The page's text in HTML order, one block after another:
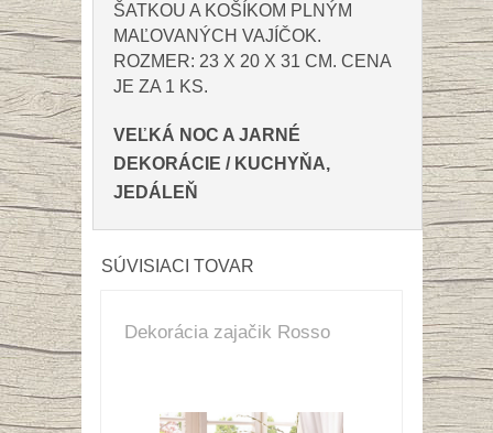
ŠATKOU A KOŠÍKOM PLNÝM
MAĽOVANÝCH VAJÍČOK.
ROZMER: 23 X 20 X 31 CM. CENA
JE ZA 1 KS.
VEĽKÁ NOC A JARNÉ
DEKORÁCIE / KUCHYŇA,
JEDÁLEŇ
SÚVISIACI TOVAR
Dekorácia zajačik Rosso